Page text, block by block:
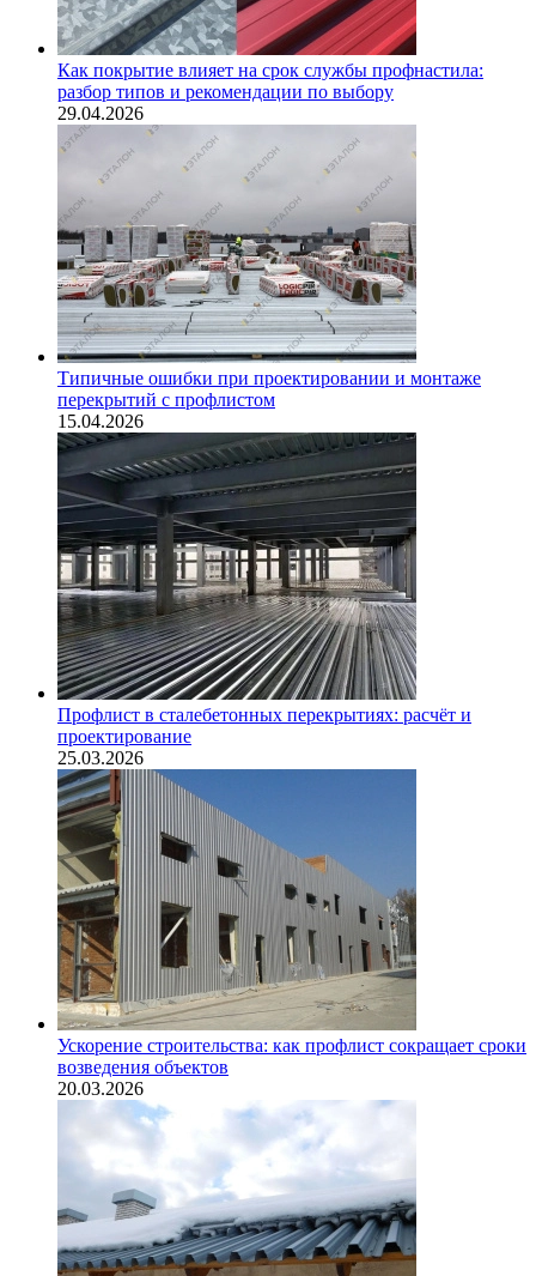
Как покрытие влияет на срок службы профнастила:
разбор типов и рекомендации по выбору
29.04.2026
Типичные ошибки при проектировании и монтаже
перекрытий с профлистом
15.04.2026
Профлист в сталебетонных перекрытиях: расчёт и
проектирование
25.03.2026
Ускорение строительства: как профлист сокращает сроки
возведения объектов
20.03.2026